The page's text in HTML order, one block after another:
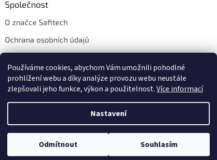
Používáme cookies, abychom Vám umožnili pohodlné
prohlížení webu a díky analýze provozu webu neustále
zlepšovali jeho funkce, výkon a použitelnost.Více informací
Nastavení
Odmítnout Souhlasím
Společnost
O značce Safitech
Ochrana osobních údajů
Kontakt
Vytvořil Shoptet
Copyright 2026Safitech.cz . Všechna práva vyhrazena.